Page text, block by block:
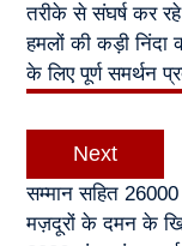
तरीके से संघर्ष कर
हमलों की कड़ी निंदा
के लिए पूर्ण समर्थन
Next
सम्मान सहित
मज़दूरों के दमन के